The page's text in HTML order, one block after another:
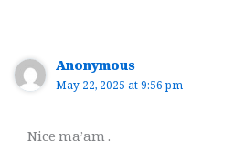
Anonymous
May 22, 2025 at 9:56 pm
Nice ma’am .